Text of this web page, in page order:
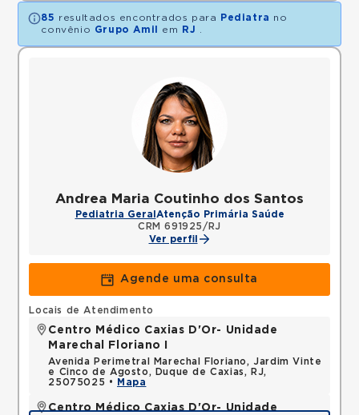
85 resultados encontrados para Pediatra no
convênio Grupo Amil em RJ
Andrea Maria Coutinho dos Santos
Pediatria Geral Atenção Primária Saúde
CRM 691925/RJ
Ver perfil
Agende uma consulta
Locais de Atendimento
Centro Médico Caxias D'Or- Unidade
Marechal Floriano I
Avenida Perimetral Marechal Floriano, Jardim Vinte
e Cinco de Agosto, Duque de Caxias, RJ,
25075025 •
Mapa
Centro Médico Caxias D'Or- Unidade